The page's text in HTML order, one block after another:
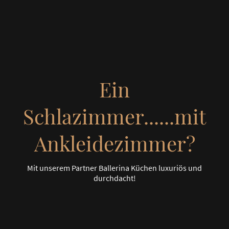
Ein
Schlazimmer......mit
Ankleidezimmer?
Mit unserem Partner Ballerina Küchen luxuriös und
durchdacht!